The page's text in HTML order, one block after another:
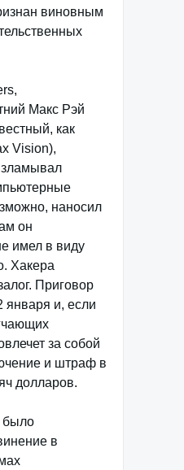
виновным
Макс Рэй
как
Vision),
наносил
он
имел в виду
Хакера
Приговор
января и, если
за собой
и штраф в
долларов.
было
в